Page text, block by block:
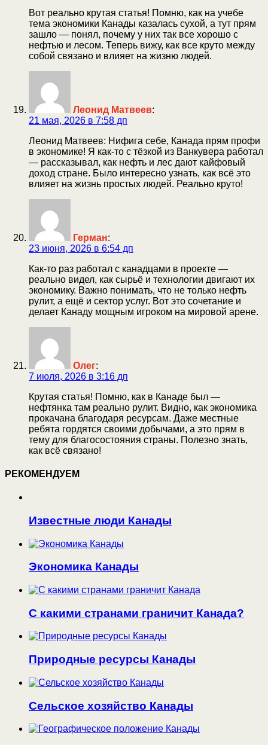
Вот реально крутая статья! Помню, как на учебе
тема экономики Канады казалась сухой, а тут прям
зашло — понял, почему у них так все хорошо с
нефтью и лесом. Теперь вижу, как все круто между
собой связано и влияет на жизню людей.
Леонид Матвеев:
21 мая, 2026 в 7:58 дп
Леонид Матвеев: Нифига себе, Канада прям профи
в экономике! Я как-то с тёзкой из Ванкувера работал
— рассказывал, как нефть и лес дают кайфовый
доход стране. Было интересно узнать, как всё это
влияет на жизнь простых людей. Реально круто!
Герман:
23 июня, 2026 в 6:54 дп
Как-то раз работал с канадцами в проекте —
реально видел, как сырьё и технологии двигают их
экономику. Важно понимать, что не только нефть
рулит, а ещё и сектор услуг. Вот это сочетание и
делает Канаду мощным игроком на мировой арене.
Олег:
7 июля, 2026 в 3:16 дп
Крутая статья! Помню, как в Канаде был —
нефтянка там реально рулит. Видно, как экономика
прокачана благодаря ресурсам. Даже местные
ребята гордятся своими добычами, а это прям в
тему для благосостояния страны. Полезно знать,
как всё связано!
РЕКОМЕНДУЕМ
Известные люди Канады
Экономика Канады
С какими странами граничит Канада?
Природные ресурсы Канады
Сельское хозяйство Канады